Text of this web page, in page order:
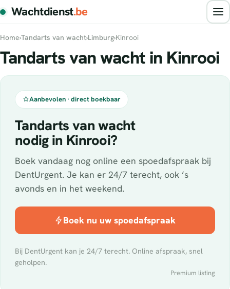
Wachtdienst.be
Home›Tandarts van wacht›Limburg›Kinrooi
Tandarts van wacht in Kinrooi
Aanbevolen · direct boekbaar
Tandarts van wacht
nodig in Kinrooi?
Boek vandaag nog online een spoedafspraak bij
DentUrgent. Je kan er 24/7 terecht, ook ’s
avonds en in het weekend.
Boek nu uw spoedafspraak
Bij DentUrgent kan je 24/7 terecht. Online afspraak, snel
geholpen.
Premium listing